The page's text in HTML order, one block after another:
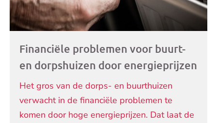
Financiële problemen voor buurt-
en dorpshuizen door energieprijzen
Het gros van de dorps- en buurthuizen
verwacht in de financiële problemen te
komen door hoge energieprijzen. Dat laat de